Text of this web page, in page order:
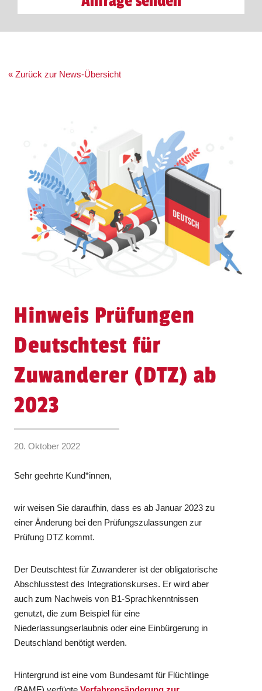
« Zurück zur News-Übersicht
Hinweis Prüfungen
Deutschtest für
Zuwanderer (DTZ) ab
2023
20. Oktober 2022
Sehr geehrte Kund*innen,
wir weisen Sie daraufhin, dass es ab Januar 2023 zu
einer Änderung bei den Prüfungszulassungen zur
Prüfung DTZ kommt.
Der Deutschtest für Zuwanderer ist der obligatorische
Abschlusstest des Integrationskurses. Er wird aber
auch zum Nachweis von B1-Sprachkenntnissen
genutzt, die zum Beispiel für eine
Niederlassungserlaubnis oder eine Einbürgerung in
Deutschland benötigt werden.
Hintergrund ist eine vom Bundesamt für Flüchtlinge